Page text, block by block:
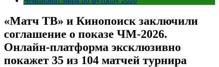
«Матч ТВ» и Кинопоиск заключили
соглашение о показе ЧМ-2026.
Онлайн-платформа эксклюзивно
покажет 35 из 104 матчей турнира